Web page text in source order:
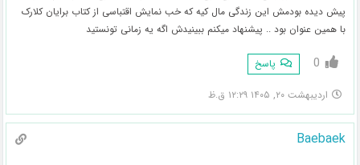
پیش دیده بودمش این زندگی مال کیه که خب نمایش اقتباسی از کتاب برایان کلارک
با همین عنوان بود .. پیشنهاد میکنم ببینیدش اگه یه زمانی تونستید
0 پاسخ
اردیبهشت ۲۰, ۱۴۰۵ ۱۲:۲۹ ق.ظ
Baebaek